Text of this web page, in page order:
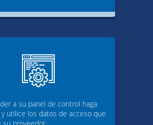
a su panel de control haga
y utilice los datos de acceso que